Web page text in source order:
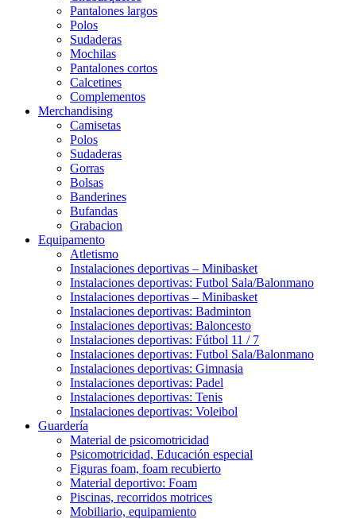
Pantalones largos
Polos
Sudaderas
Mochilas
Pantalones cortos
Calcetines
Complementos
Merchandising
Camisetas
Polos
Sudaderas
Gorras
Bolsas
Banderines
Bufandas
Grabacion
Equipamento
Atletismo
Instalaciones deportivas – Minibasket
Instalaciones deportivas: Futbol Sala/Balonmano
Instalaciones deportivas – Minibasket
Instalaciones deportivas: Badminton
Instalaciones deportivas: Baloncesto
Instalaciones deportivas: Fútbol 11 / 7
Instalaciones deportivas: Futbol Sala/Balonmano
Instalaciones deportivas: Gimnasia
Instalaciones deportivas: Padel
Instalaciones deportivas: Tenis
Instalaciones deportivas: Voleibol
Guardería
Material de psicomotricidad
Psicomotricidad, Educación especial
Figuras foam, foam recubierto
Material deportivo: Foam
Piscinas, recorridos motrices
Mobiliario, equipamiento